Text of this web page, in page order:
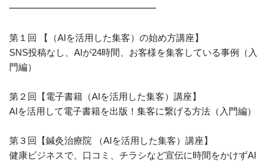
━━━━━━━━━━━━━━━━
️第１回 【（AIを活用した集客）の始め方講座】
SNS投稿なし、AIが24時間、お客様を集客している事例（入
門編）
️第２回【電子書籍（AIを活用した集客）講座】
AIを活用して電子書籍を出版！集客に繋げる方法（入門編）
️第３回【鍼灸治療院 （AIを活用した集客）講座】
健康ビジネスで、口コミ、チラシなど宣伝に時間をかけずAI